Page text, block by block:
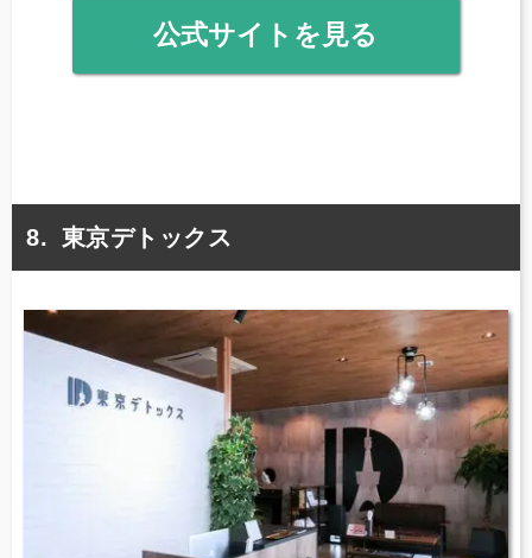
公式サイトを見る
東京デトックス